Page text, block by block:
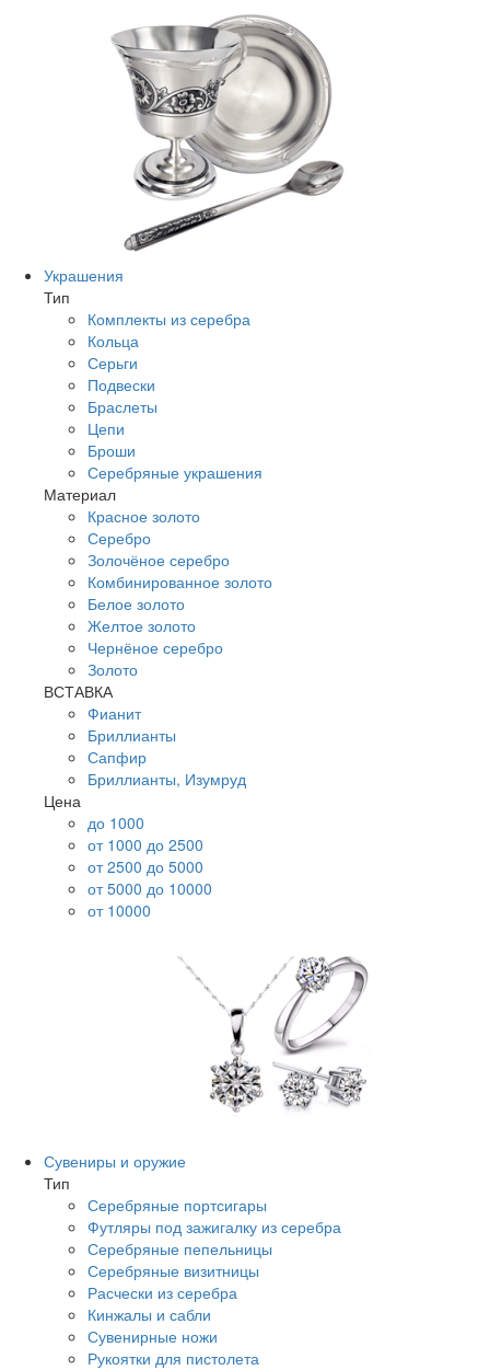
Украшения
Тип
Комплекты из серебра
Кольца
Серьги
Подвески
Браслеты
Цепи
Броши
Серебряные украшения
Материал
Красное золото
Серебро
Золочёное серебро
Комбинированное золото
Белое золото
Желтое золото
Чернёное серебро
Золото
ВСТАВКА
Фианит
Бриллианты
Сапфир
Бриллианты, Изумруд
Цена
до 1000
от 1000 до 2500
от 2500 до 5000
от 5000 до 10000
от 10000
Сувениры и оружие
Тип
Серебряные портсигары
Футляры под зажигалку из серебра
Серебряные пепельницы
Серебряные визитницы
Расчески из серебра
Кинжалы и сабли
Сувенирные ножи
Рукоятки для пистолета